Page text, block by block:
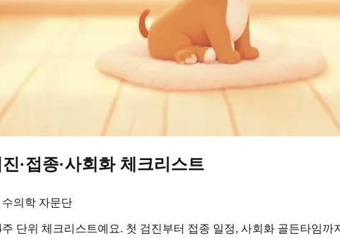
·접종·사회화 체크리스트
수의학 자문단
단위 체크리스트예요. 첫 검진부터 접종 일정, 사회화 골든타임